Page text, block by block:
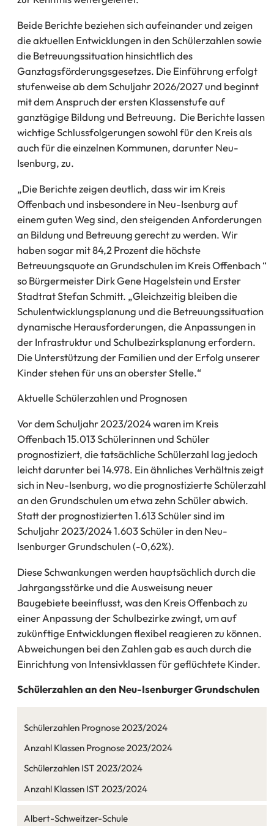
Beide Berichte beziehen sich aufeinander und zeigen
die aktuellen Entwicklungen in den Schülerzahlen sowie
die Betreuungssituation hinsichtlich des
Ganztagsförderungsgesetzes. Die Einführung erfolgt
stufenweise ab dem Schuljahr 2026/2027 und beginnt
mit dem Anspruch der ersten Klassenstufe auf
ganztägige Bildung und Betreuung. Die Berichte lassen
wichtige Schlussfolgerungen sowohl für den Kreis als
auch für die einzelnen Kommunen, darunter Neu-
Isenburg, zu.
„Die Berichte zeigen deutlich, dass wir im Kreis
Offenbach und insbesondere in Neu-Isenburg auf
einem guten Weg sind, den steigenden Anforderungen
an Bildung und Betreuung gerecht zu werden. Wir
haben sogar mit 84,2 Prozent die höchste
Betreuungsquote an Grundschulen im Kreis Offenbach “
so Bürgermeister Dirk Gene Hagelstein und Erster
Stadtrat Stefan Schmitt. „Gleichzeitig bleiben die
Schulentwicklungsplanung und die Betreuungssituation
dynamische Herausforderungen, die Anpassungen in
der Infrastruktur und Schulbezirksplanung erfordern.
Die Unterstützung der Familien und der Erfolg unserer
Kinder stehen für uns an oberster Stelle.“
Aktuelle Schülerzahlen und Prognosen
Vor dem Schuljahr 2023/2024 waren im Kreis
Offenbach 15.013 Schülerinnen und Schüler
prognostiziert, die tatsächliche Schülerzahl lag jedoch
leicht darunter bei 14.978. Ein ähnliches Verhältnis zeigt
sich in Neu-Isenburg, wo die prognostizierte Schülerzahl
an den Grundschulen um etwa zehn Schüler abwich.
Statt der prognostizierten 1.613 Schüler sind im
Schuljahr 2023/2024 1.603 Schüler in den Neu-
Isenburger Grundschulen (-0,62%).
Diese Schwankungen werden hauptsächlich durch die
Jahrgangsstärke und die Ausweisung neuer
Baugebiete beeinflusst, was den Kreis Offenbach zu
einer Anpassung der Schulbezirke zwingt, um auf
zukünftige Entwicklungen flexibel reagieren zu können.
Abweichungen bei den Zahlen gab es auch durch die
Einrichtung von Intensivklassen für geflüchtete Kinder.
Schülerzahlen an den Neu-Isenburger Grundschulen
Schülerzahlen Prognose 2023/2024
Anzahl Klassen Prognose 2023/2024
Schülerzahlen IST 2023/2024
Anzahl Klassen IST 2023/2024
Albert-Schweitzer-Schule